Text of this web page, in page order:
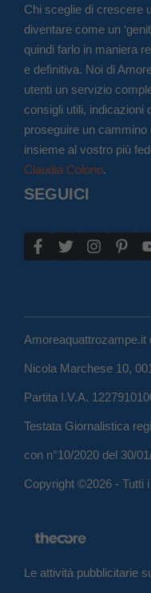
Chi sceglie di crescere
diventare come un
quindi farlo in maniera
e definitiva. Noi di
utenti un servizio
consigli utili, indicazioni
proseguire un
insieme al vostro più
Claudia Colono.
SEGUICI
Amoreaquattrozampe.it
Nicola Marchese 10,
Partita I.V.A.
Testata Giornalistica
con n°10/2020 del 30/
Copyright ©2026 - Tutti
Le attività pubblicitarie